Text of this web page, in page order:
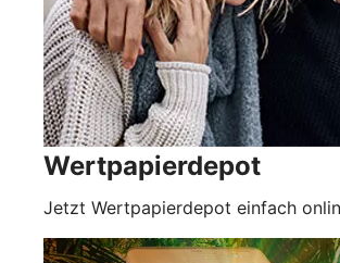
Wertpapierdepot
Jetzt Wertpapierdepot einfach